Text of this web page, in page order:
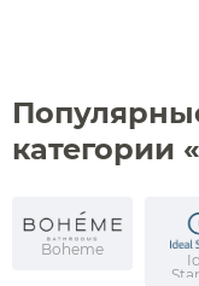
категории
Boheme